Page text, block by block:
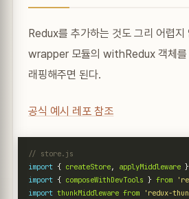
Redux를 추가하는 것도 그리 어렵
wrapper 모듈의 withRedux 객체를
래핑해주면 된다.
공식 예시 레포 참조
import { createStore, applyMiddleware }
import { composeWithDevTools } from
import thunkMiddleware from 'redux-